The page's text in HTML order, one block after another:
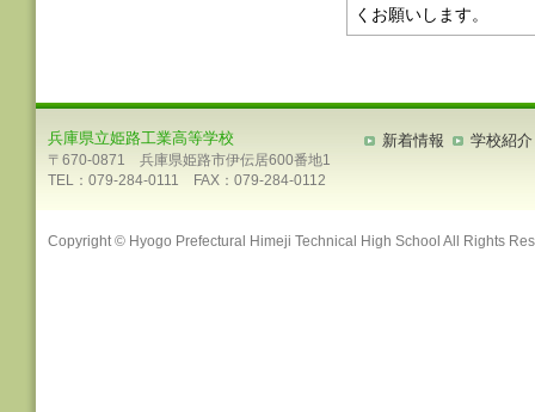
くお願いします。
兵庫県立姫路工業高等学校
〒670-0871 兵庫県姫路市伊伝居600番地1
TEL：079-284-0111 FAX：079-284-0112
Copyright © Hyogo Prefectural Himeji Technical High School All Rights
新着情報 学校紹介